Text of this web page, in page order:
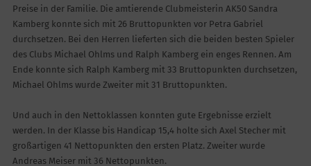
Preise in der Familie. Die amtierende Clubmeisterin AK50 Sandra
Kamberg konnte sich mit 26 Bruttopunkten vor Petra Gabriel
durchsetzen. Bei den Herren lieferten sich die beiden besten Spieler
des Clubs Michael Ohlms und Ralph Kamberg ein enges Rennen. Am
Ende konnte sich Ralph Kamberg mit 33 Bruttopunkten durchsetzen,
Michael Ohlms wurde Zweiter mit 31 Bruttopunkten.
Und auch in den Nettoklassen konnten gute Ergebnisse erzielt
werden. In der Klasse bis Handicap 15,4 holte sich Axel Stecher mit
großartigen 41 Nettopunkten den ersten Platz. Zweiter wurde
Andreas Meiser mit 36 Nettopunkten.